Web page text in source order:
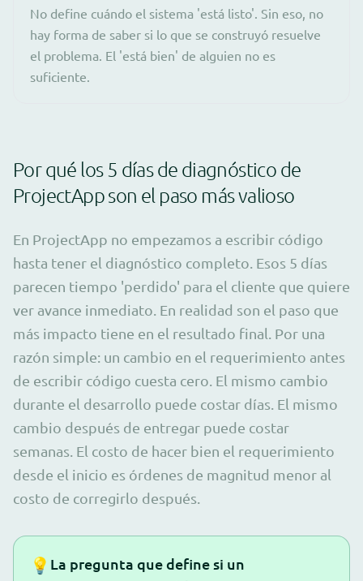
No define cuándo el sistema 'está listo'. Sin eso, no
hay forma de saber si lo que se construyó resuelve
el problema. El 'está bien' de alguien no es
suficiente.
Por qué los 5 días de diagnóstico de
ProjectApp son el paso más valioso
En ProjectApp no empezamos a escribir código
hasta tener el diagnóstico completo. Esos 5 días
parecen tiempo 'perdido' para el cliente que quiere
ver avance inmediato. En realidad son el paso que
más impacto tiene en el resultado final. Por una
razón simple: un cambio en el requerimiento antes
de escribir código cuesta cero. El mismo cambio
durante el desarrollo puede costar días. El mismo
cambio después de entregar puede costar
semanas. El costo de hacer bien el requerimiento
desde el inicio es órdenes de magnitud menor al
costo de corregirlo después.
💡 La pregunta que define si un